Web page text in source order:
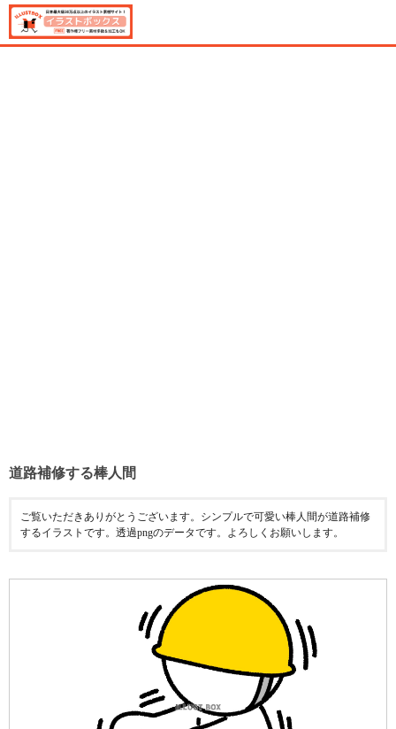
道路補修する棒人間
ご覧いただきありがとうございます。シンプルで可愛い棒人間が道路補修
するイラストです。透過pngのデータです。よろしくお願いします。